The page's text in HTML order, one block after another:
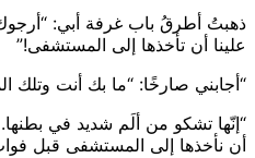
ذهبتُ أطرقُ باب غرفة أبي:
علينا أن تأخذها إلى المستشفى!”
“أجابني صارخًا: “ما بك أنت وتلك
“إنّها تشكو من ألَم شديد في بطنها.
أن نأخذها إلى المستشفى قبل